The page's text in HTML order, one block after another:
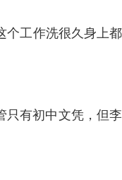
个工作洗很久身上都
只有初中文凭，但李